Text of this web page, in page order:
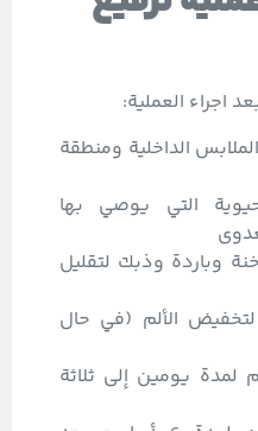
اجراء العملية:
الداخلية ومنطقة
التي يوصي بها
وباردة وذبك لتقليل
الألم (في حال
لمدة يومين إلى ثلاثة